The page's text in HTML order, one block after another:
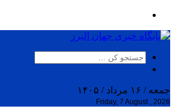
جمعه / ۱۶ مرداد / ۱۴۰۵
Friday, 7 August , 2026